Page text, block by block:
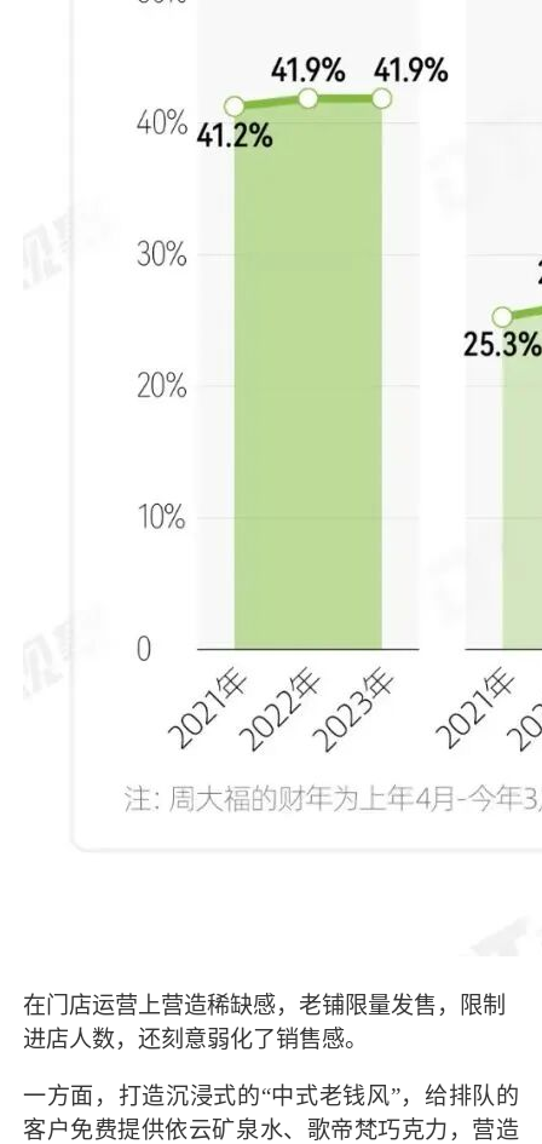
在门店运营上营造稀缺感，老铺限量发售，限制
进店人数，还刻意弱化了销售感。
一方面，打造沉浸式的“中式老钱风”，给排队的
客户免费提供依云矿泉水、歌帝梵巧克力，营造